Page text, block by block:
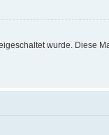
wurde. Diese